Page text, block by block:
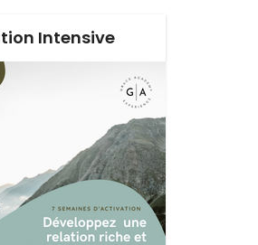
Intensive